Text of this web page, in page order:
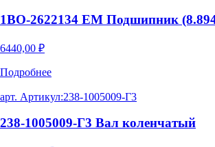
1ВО-2622134 ЕМ Подшипник
6440,00 ₽
Подробнее
арт. Артикул:238-1005009-Г3
238-1005009-Г3 Вал коленчатый